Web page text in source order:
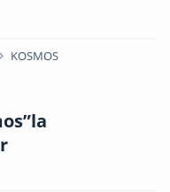
KOSMOS